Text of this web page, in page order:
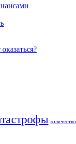
количество